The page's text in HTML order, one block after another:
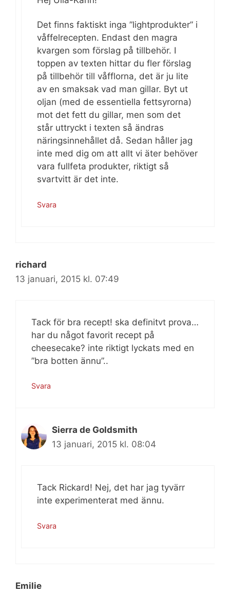
Det finns faktiskt inga ”lightprodukter” i
våffelrecepten. Endast den magra
kvargen som förslag på tillbehör. I
toppen av texten hittar du fler förslag
på tillbehör till våfflorna, det är ju lite
av en smaksak vad man gillar. Byt ut
oljan (med de essentiella fettsyrorna)
mot det fett du gillar, men som det
står uttryckt i texten så ändras
näringsinnehållet då. Sedan håller jag
inte med dig om att allt vi äter behöver
vara fullfeta produkter, riktigt så
svartvitt är det inte.
Svara
richard
13 januari, 2015 kl. 07:49
Tack för bra recept! ska definitvt prova…
har du något favorit recept på
cheesecake? inte riktigt lyckats med en
”bra botten ännu”..
Svara
Sierra de Goldsmith
13 januari, 2015 kl. 08:04
Tack Rickard! Nej, det har jag tyvärr
inte experimenterat med ännu.
Svara
Emilie